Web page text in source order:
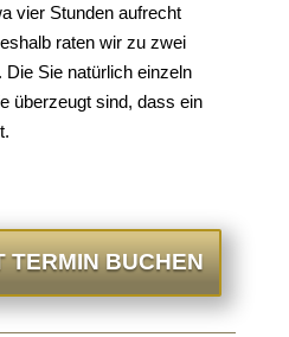
vier Stunden aufrecht
raten wir zu zwei
Die Sie natürlich einzeln
überzeugt sind, dass ein
TERMIN BUCHEN